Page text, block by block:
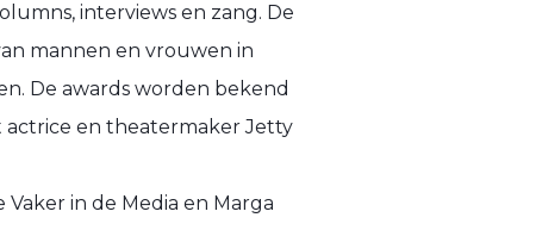
interviews en zang. De
mannen en vrouwen in
De awards worden bekend
actrice en theatermaker Jetty
in de Media en Marga